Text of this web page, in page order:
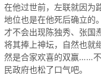
在他过世前，左联就因为
地位也是在他死后确立的
才不会出现陈独秀、张国
将其捧上神坛，自然也就
然是合家欢喜的双赢……
民政府也松了口气吧。